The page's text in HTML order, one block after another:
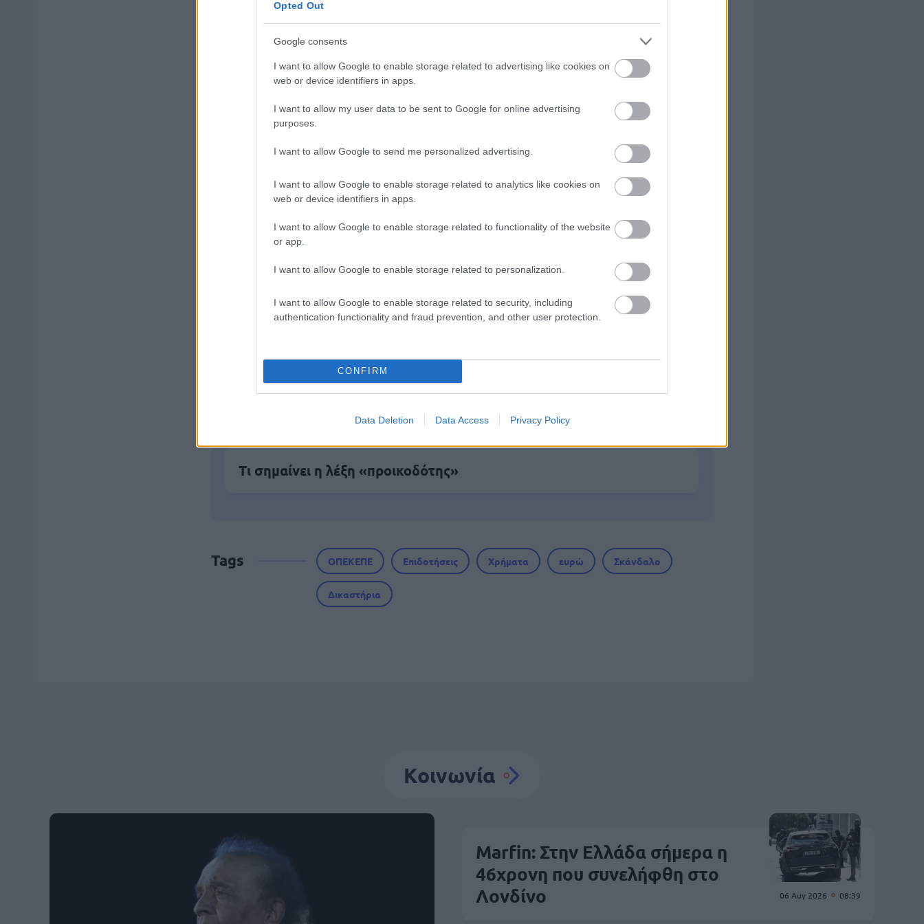
Opted Out
Google consents
I want to allow Google to enable storage related to advertising like cookies on
web or device identifiers in apps.
I want to allow my user data to be sent to Google for online advertising
purposes.
I want to allow Google to send me personalized advertising.
I want to allow Google to enable storage related to analytics like cookies on
web or device identifiers in apps.
I want to allow Google to enable storage related to functionality of the website
or app.
I want to allow Google to enable storage related to personalization.
I want to allow Google to enable storage related to security, including
authentication functionality and fraud prevention, and other user protection.
CONFIRM
Data Deletion Data Access Privacy Policy
ΑΣΕΠ: Εξ αποστάσεως η πιο Εύκολη Πιστοποίηση Υπολογιστών σε 2
μέρες
Μάθε πρώτος όλες τις σημαντικές ειδήσεις.
Βάλε το proson.gr στα αποτελέσματα αναζήτησης της Google
Δημοφιλείς Ειδήσεις
Τουρισμός για Όλους 2026: Ανοίγει σήμερα η πλατφόρμα - Ποια
Αλλάζουν τα χαρτονομίσματα ευρώ – Οριστικά εκτός το 500ευρο
Τι σημαίνει η λέξη «προικοδότης»
Tags ΟΠΕΚΕΠΕ Επιδοτήσεις Χρήματα ευρώ Σκάνδαλο
Δικαστήρια
Κοινωνία
06 Αυγ 2026 08:39
Marfin: Στην Ελλάδα σήμερα η
46χρονη που συνελήφθη στο
Λονδίνο